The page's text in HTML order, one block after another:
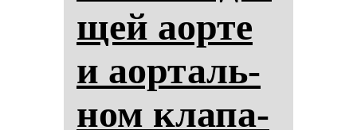
щей аор­те
и аор­таль­
ном кла­па­